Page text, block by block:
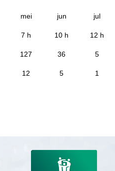
mei jun jul
7 h 10 h 12 h
127 36 5
12 5 1